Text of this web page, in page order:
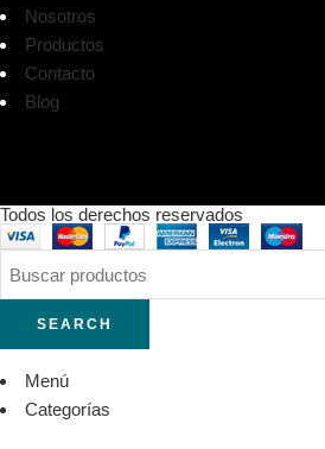
Nosotros
Productos
Contacto
Blog
Todos los derechos reservados
SEARCH
Menú
Categorías